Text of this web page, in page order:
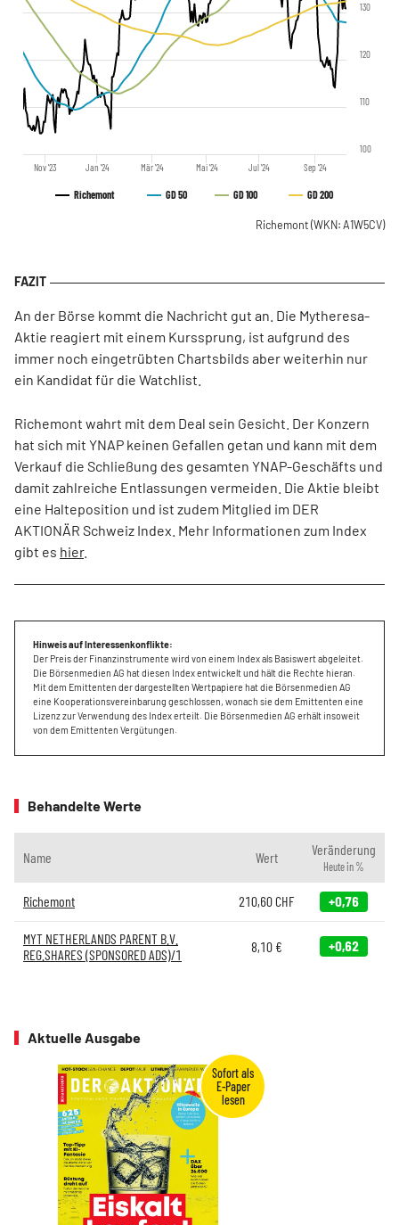
Richemont GD 50 GD 100 GD 200
Nov '23 Jan '24 Mär '24 Mai '24 Jul '24 Sep '24
100
110
120
130
Richemont (WKN: A1W5CV)
An der Börse kommt die Nachricht gut an. Die Mytheresa-
Aktie reagiert mit einem Kurssprung, ist aufgrund des
immer noch eingetrübten Chartsbilds aber weiterhin nur
ein Kandidat für die Watchlist.
Richemont wahrt mit dem Deal sein Gesicht. Der Konzern
hat sich mit YNAP keinen Gefallen getan und kann mit dem
Verkauf die Schließung des gesamten YNAP-Geschäfts und
damit zahlreiche Entlassungen vermeiden. Die Aktie bleibt
eine Halteposition und ist zudem Mitglied im DER
AKTIONÄR Schweiz Index. Mehr Informationen zum Index
gibt es hier.
Hinweis auf Interessenkonflikte:
Der Preis der Finanzinstrumente wird von einem Index als Basiswert abgeleitet.
Die Börsenmedien AG hat diesen Index entwickelt und hält die Rechte hieran.
Mit dem Emittenten der dargestellten Wertpapiere hat die Börsenmedien AG
eine Kooperationsvereinbarung geschlossen, wonach sie dem Emittenten eine
Lizenz zur Verwendung des Index erteilt. Die Börsenmedien AG erhält insoweit
von dem Emittenten Vergütungen.
Behandelte Werte
Name Wert Veränderung
Heute in %
Richemont 210,60CHF +0,76
MYT NETHERLANDS PARENT B.V.
REG.SHARES (SPONSORED ADS)/1
8,10€ +0,62
Aktuelle Ausgabe